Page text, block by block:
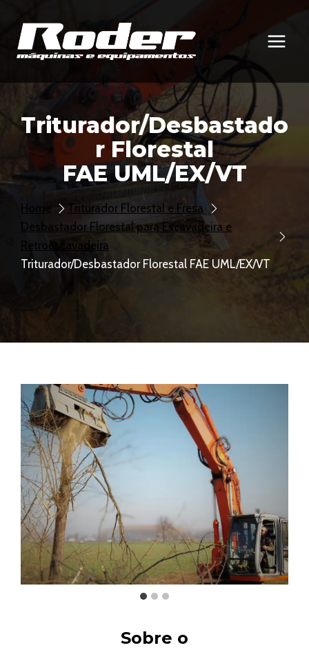
para
Triturador/Desbastado
R Florestal
FAE UML/EX/VT
Home
Triturador Florestal e Fresa
Desbastador Florestal para Escavadeira e
Retroescavadeira
Triturador/Desbastador Florestal FAE UML/EX/VT
Sobre o